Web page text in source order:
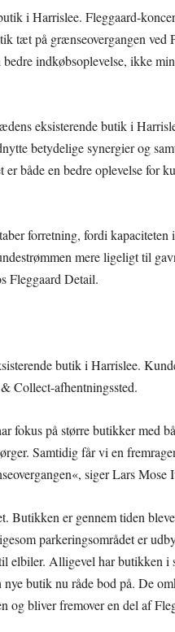
i Harrislee. Fleggaard-
tæt på grænseovergangen ved
indkøbsoplevelse, ikke
eksisterende butik i
betydelige synergier og
både en bedre oplevelse for
forretning, fordi kapaciteten
mere ligeligt til
Fleggaard Detail.
butik i Harrislee.
Collect-afhentningssted.
fokus på større butikker med
Samtidig får vi en
siger Lars Mose
Butikken er gennem tiden
parkeringsområdet er
elbiler. Alligevel har butikken i
butik nu råde bod på. De
og bliver fremover en del af